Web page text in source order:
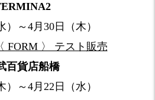
）～4月30日（木）
FORM 〉 テスト販売
百貨店船橋
）～4月22日（水）